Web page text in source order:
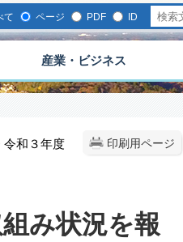
て ページ PDF ID
産業・ビジネス
印刷用ページ
令和３年度
み状況を報